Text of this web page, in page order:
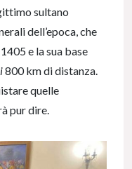
sultano
dell’epoca, che
e la sua base
800 km di distanza.
quelle
pur dire.